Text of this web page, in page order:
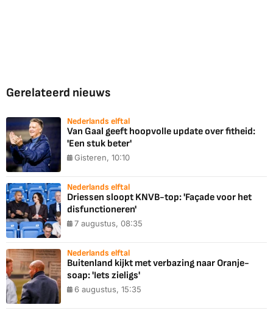
Gerelateerd nieuws
Nederlands elftal
Van Gaal geeft hoopvolle update over fitheid:
'Een stuk beter'
Gisteren, 10:10
Nederlands elftal
Driessen sloopt KNVB-top: 'Façade voor het
disfunctioneren'
7 augustus, 08:35
Nederlands elftal
Buitenland kijkt met verbazing naar Oranje-
soap: 'Iets zieligs'
6 augustus, 15:35